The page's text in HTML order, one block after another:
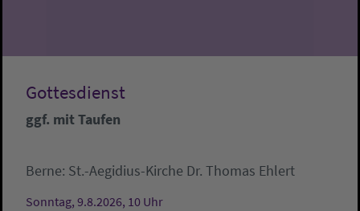
Gottesdienst
ggf. mit Taufen
Berne: St.-Aegidius-Kirche Dr. Thomas Ehlert
Sonntag, 9.8.2026, 10 Uhr